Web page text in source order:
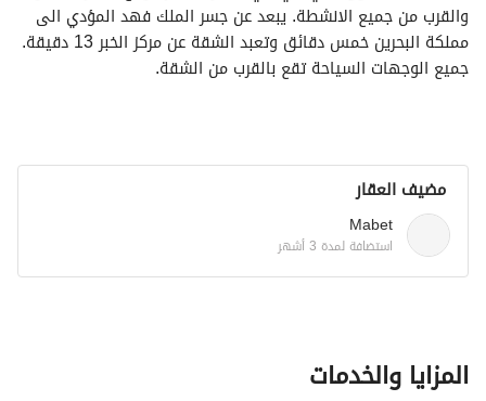
جميع الوجهات السياحة تقع بالقرب من الشقة.
غرفة نوم تحتوي على سريرين مفردة
صالة مع كنب حرف L مريح وتلفاز بمقاس 70 انش
وتضم الشقة مطبخ معزول متكامل
مضيف العقار
Mabet
استضافة لمدة 3 أشهر
المزايا والخدمات